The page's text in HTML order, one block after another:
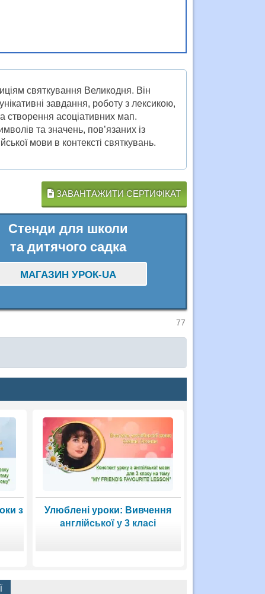
святкування Великодня. Він
завдання, роботу з лексикою,
створення асоціативних мап.
та значень, пов’язаних із
мови в контексті святкувань.
ЗАВАНТАЖИТИ СЕРТИФІКАТ
Стенди для школи
та дитячого садка
МАГАЗИН УРОК-UA
77
з
Улюблені уроки: Вивчення
англійської у 3 класі